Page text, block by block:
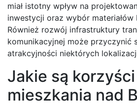
miał istotny wpływ na
inwestycji oraz wybór materiałów
Również rozwój infrastruktury
komunikacyjnej może przyczynić
atrakcyjności niektórych
Jakie są
mieszkania nad